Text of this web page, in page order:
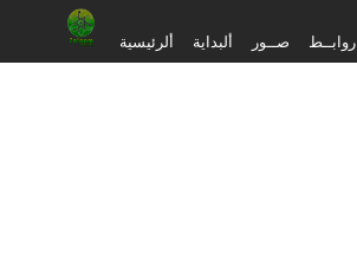
ألرئيسية ألبداية صــور روابــط